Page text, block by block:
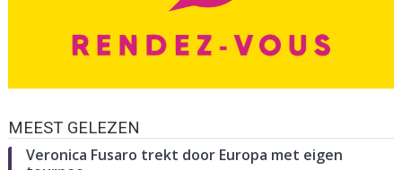
MEEST GELEZEN
Veronica Fusaro trekt door Europa met eigen